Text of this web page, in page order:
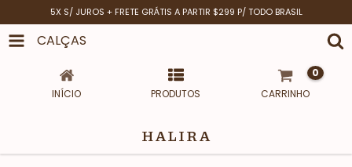
5X S/ JUROS + FRETE GRÁTIS A PARTIR $299 P/ TODO BRASIL
CALÇAS
INÍCIO PRODUTOS CARRINHO
0
HALIRA